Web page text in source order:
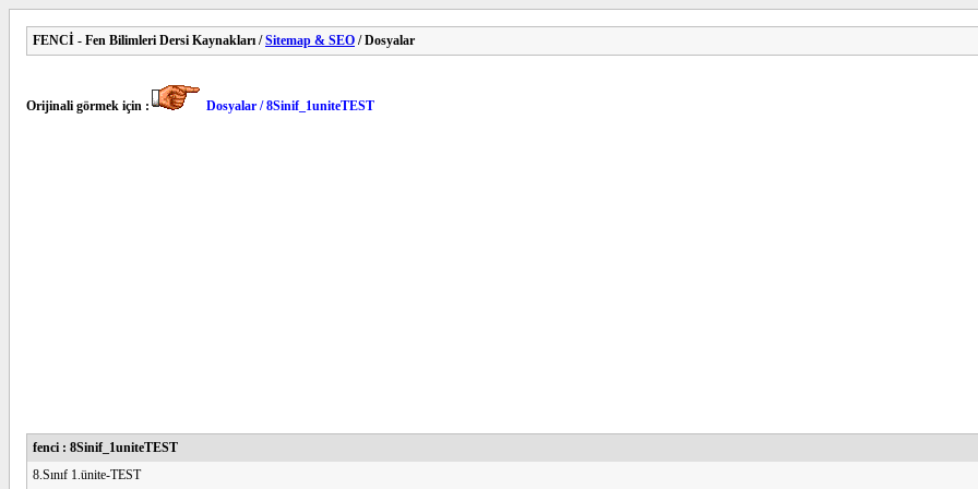
FENCİ - Fen Bilimleri Dersi Kaynakları /Sitemap & SEO / Dosyalar
Orijinali görmek için : Dosyalar / 8Sinif_1uniteTEST
fenci : 8Sinif_1uniteTEST
8.Sınıf 1.ünite-TEST